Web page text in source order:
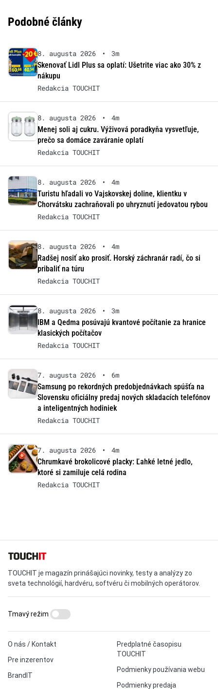
Podobné články
8. augusta 2026 •
3m
Skenovať Lidl Plus sa oplatí: Ušetrite viac ako 30% z
nákupu
Redakcia TOUCHIT
8. augusta 2026 •
4m
Menej soli aj cukru. Výživová poradkyňa vysvetľuje,
prečo sa domáce zaváranie oplatí
Redakcia TOUCHIT
8. augusta 2026 •
4m
Turistu hľadali vo Vajskovskej doline, klientku v
Chorvátsku zachraňovali po uhryznutí jedovatou rybou
Redakcia TOUCHIT
8. augusta 2026 •
4m
Radšej nosiť ako prosiť. Horský záchranár radí, čo si
pribaliť na túru
Redakcia TOUCHIT
8. augusta 2026 •
3m
IBM a Qedma posúvajú kvantové počítanie za hranice
klasických počítačov
Redakcia TOUCHIT
7. augusta 2026 •
6m
Samsung po rekordných predobjednávkach spúšťa na
Slovensku oficiálny predaj nových skladacích telefónov
a inteligentných hodiniek
Redakcia TOUCHIT
7. augusta 2026 •
4m
Chrumkavé brokolicové placky: Ľahké letné jedlo,
ktoré si zamiluje celá rodina
Redakcia TOUCHIT
TOUCHIT je magazín prinášajúci novinky, testy a analýzy zo
sveta technológií, hardvéru, softvéru či mobilných operátorov.
O nás / Kontakt
Pre inzerentov
BrandIT
Predplatné časopisu
TOUCHIT
Podmienky používania webu
Podmienky predaja
Tmavý režim